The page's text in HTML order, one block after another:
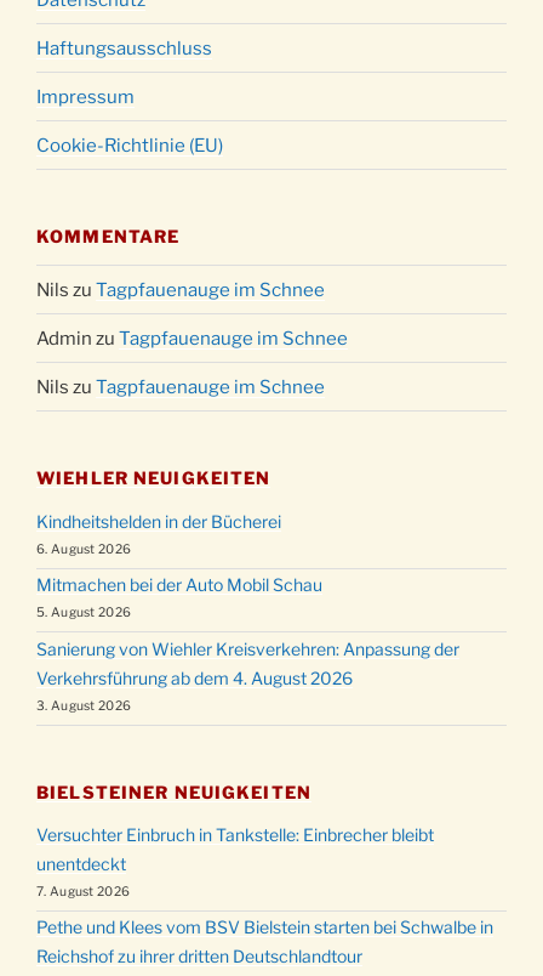
Haftungsausschluss
Impressum
Cookie-Richtlinie (EU)
KOMMENTARE
Nils zu Tagpfauenauge im Schnee
Admin zu Tagpfauenauge im Schnee
Nils zu Tagpfauenauge im Schnee
WIEHLER NEUIGKEITEN
Kindheitshelden in der Bücherei
6. August 2026
Mitmachen bei der Auto Mobil Schau
5. August 2026
Sanierung von Wiehler Kreisverkehren: Anpassung der
Verkehrsführung ab dem 4. August 2026
3. August 2026
BIELSTEINER NEUIGKEITEN
Versuchter Einbruch in Tankstelle: Einbrecher bleibt
unentdeckt
7. August 2026
Pethe und Klees vom BSV Bielstein starten bei Schwalbe in
Reichshof zu ihrer dritten Deutschlandtour